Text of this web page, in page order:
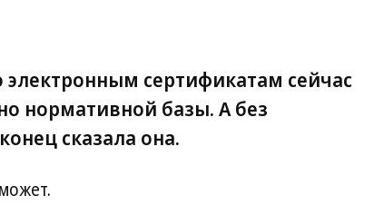
сертификатам сейчас
нормативной базы. А без
сказала она.